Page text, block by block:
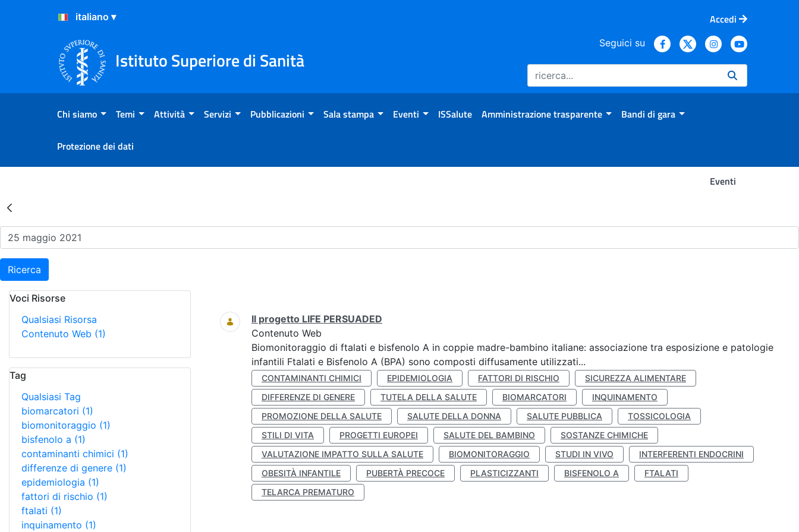
Salta al Contenuto
Salta al Footer
Accedi
Istituto Superiore di Sanità
Seguici su
Chi siamo Temi Attività Servizi Pubblicazioni Sala stampa Eventi ISSalute Amministrazione trasparente Bandi di gara
Protezione dei dati
Eventi
Risultati della Ricerca - Eventi
Ricerca
Voci Risorse
Qualsiasi Risorsa
Contenuto Web (1)
Tag
Qualsiasi Tag
biomarcatori (1)
biomonitoraggio (1)
bisfenolo a (1)
contaminanti chimici (1)
differenze di genere (1)
epidemiologia (1)
fattori di rischio (1)
ftalati (1)
inquinamento (1)
Ricerca
Il progetto LIFE PERSUADED
Contenuto Web
Biomonitoraggio di ftalati e bisfenolo A in coppie madre-bambino italiane: associazione tra esposizione e patologie
infantili Ftalati e Bisfenolo A (BPA) sono composti diffusamente utilizzati...
CONTAMINANTI CHIMICI EPIDEMIOLOGIA FATTORI DI RISCHIO
SICUREZZA ALIMENTARE
DIFFERENZE DI GENERE
TUTELA DELLA SALUTE BIOMARCATORI
INQUINAMENTO
PROMOZIONE DELLA SALUTE
SALUTE DELLA DONNA SALUTE PUBBLICA
TOSSICOLOGIA
STILI DI VITA
PROGETTI EUROPEI SALUTE DEL BAMBINO
SOSTANZE CHIMICHE
VALUTAZIONE IMPATTO SULLA SALUTE
BIOMONITORAGGIO STUDI IN VIVO
INTERFERENTI ENDOCRINI
OBESITÀ INFANTILE
PUBERTÀ PRECOCE PLASTICIZZANTI BISFENOLO A
FTALATI
TELARCA PREMATURO